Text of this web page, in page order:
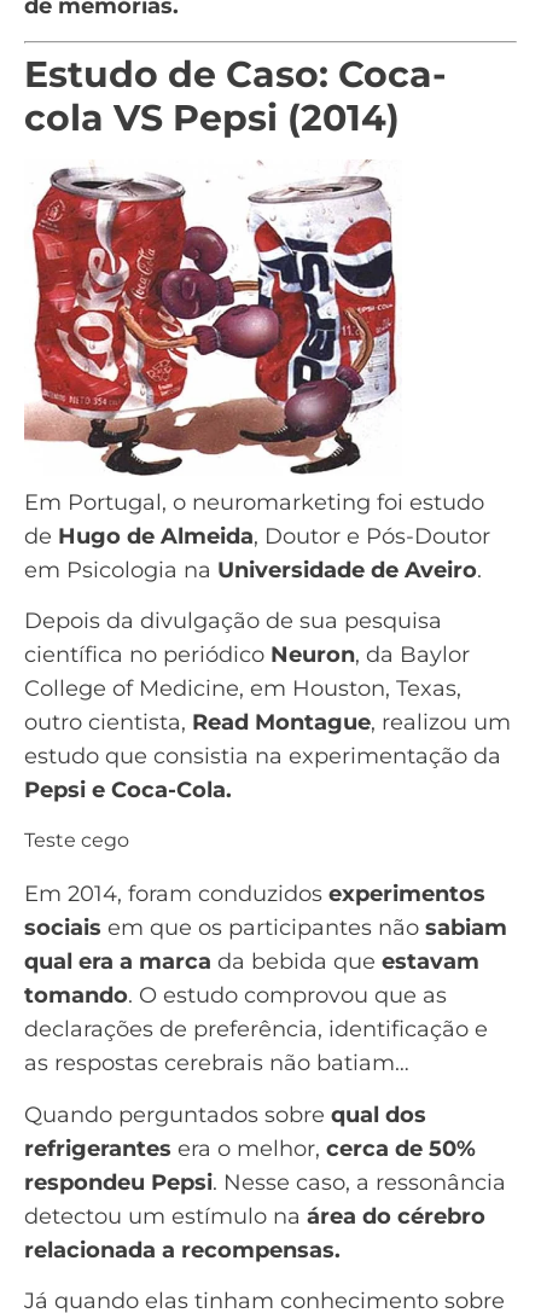
de memórias.
Estudo de Caso: Coca-
cola VS Pepsi (2014)
Em Portugal, o neuromarketing foi estudo
de Hugo de Almeida, Doutor e Pós-Doutor
em Psicologia na Universidade de Aveiro.
Depois da divulgação de sua pesquisa
científica no periódico Neuron, da Baylor
College of Medicine, em Houston, Texas,
outro cientista, Read Montague, realizou um
estudo que consistia na experimentação da
Pepsi e Coca-Cola.
Teste cego
Em 2014, foram conduzidos experimentos
sociais em que os participantes não sabiam
qual era a marca da bebida que estavam
tomando. O estudo comprovou que as
declarações de preferência, identificação e
as respostas cerebrais não batiam…
Quando perguntados sobre qual dos
refrigerantes era o melhor, cerca de 50%
respondeu Pepsi. Nesse caso, a ressonância
detectou um estímulo na área do cérebro
relacionada a recompensas.
Já quando elas tinham conhecimento sobre